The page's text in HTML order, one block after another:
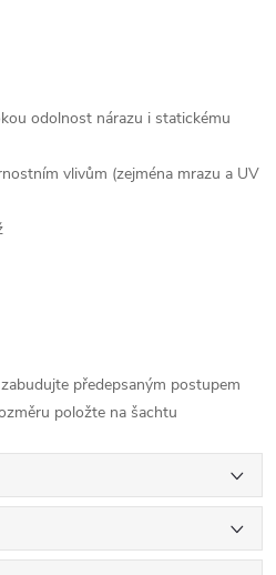
odolnost nárazu i statickému
vlivům (zejména mrazu a UV
předepsaným postupem
položte na šachtu